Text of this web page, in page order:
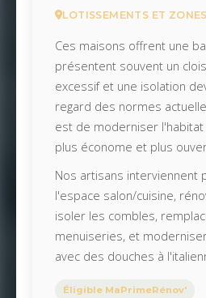
LOTISSEMENTS ET
Ces maisons offrent une
présentent souvent un
excessif et une isolation
regard des normes
est de moderniser
plus économe et plus
Nos artisans interviennent
l'espace salon/cuisine,
isoler les combles,
menuiseries, et
avec des douches à
Éligible MaPrimeRénov'